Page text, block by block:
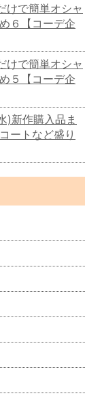
けで簡単オシャ
６【コーデ企
けで簡単オシャ
５【コーデ企
)新作購入品ま
ートなど盛り